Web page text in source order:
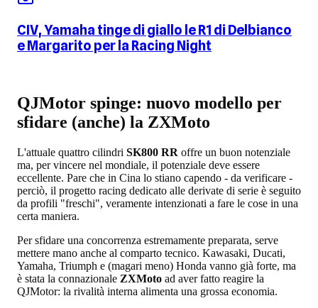
CIV, Yamaha tinge di giallo le R1 di Delbianco
e Margarito per la Racing Night
QJMotor spinge: nuovo modello per
sfidare (anche) la ZXMoto
L'attuale quattro cilindri SK800 RR offre un buon notenziale
ma, per vincere nel mondiale, il potenziale deve essere
eccellente. Pare che in Cina lo stiano capendo - da verificare -
perciò, il progetto racing dedicato alle derivate di serie è seguito
da profili "freschi", veramente intenzionati a fare le cose in una
certa maniera.
Per sfidare una concorrenza estremamente preparata, serve
mettere mano anche al comparto tecnico. Kawasaki, Ducati,
Yamaha, Triumph e (magari meno) Honda vanno già forte, ma
è stata la connazionale ZXMoto ad aver fatto reagire la
QJMotor: la rivalità interna alimenta una grossa economia.